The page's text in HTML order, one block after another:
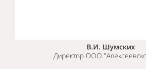
В.И. Шумских
Директор ООО